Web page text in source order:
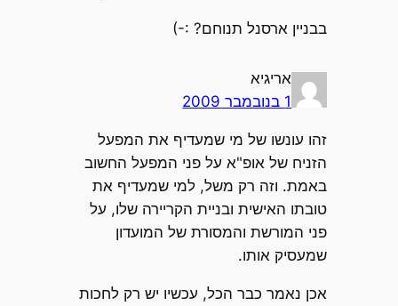
בבניין ארסנל תנוחם? :-)
אריגיא
1 בנובמבר 2009
זהו עונשו של מי שמעדיף את המפעל
הזניח של אופ"א על פני המפעל החשוב
באמת. וזה רק משל, למי שמעדיף את
טובתו האישית ובניית הקריירה שלו, על
פני המורשת והמסורת של המועדון
שמעסיק אותו.
אכן נאמר כבר הכל, עכשיו יש רק לחכות